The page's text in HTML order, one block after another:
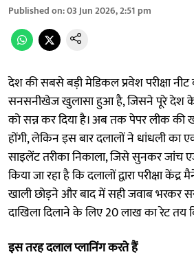
Published on:03 Jun 2026, 2:51 pm
देश की सबसे बड़ी मेडिकल प्रवेश परीक्षा
सनसनीखेज खुलासा हुआ है, जिसने पूरे देश के
को सन्न कर दिया है। अब तक पेपर लीक
होंगी, लेकिन इस बार दलालों ने धांधली का
साइलेंट तरीका निकाला, जिसे सुनकर जांच
किया जा रहा है कि दलालों द्वारा परीक्षा
खाली छोड़ने और बाद में सही जवाब भरकर
दाखिला दिलाने के लिए 20 लाख का रेट तय
इस तरह दलाल प्लानिंग करते हैं